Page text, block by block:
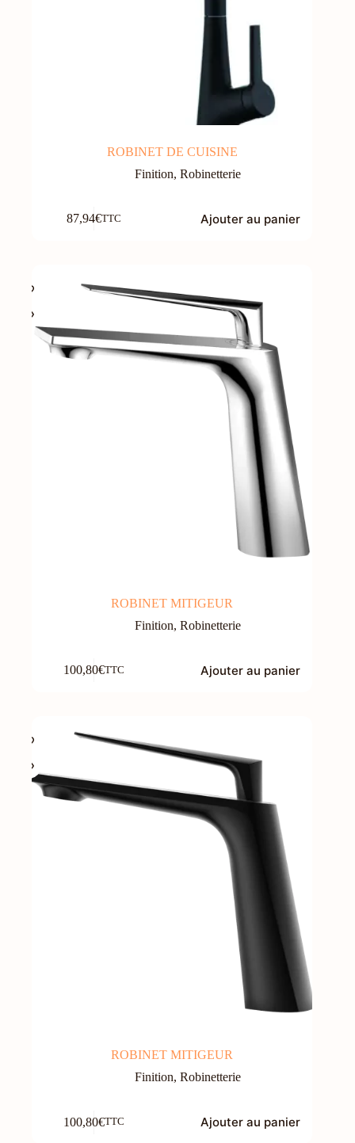
ROBINET DE CUISINE
Finition,Robinetterie
87,94€TTC Ajouter au panier
ROBINET MITIGEUR
Finition,Robinetterie
100,80€TTC Ajouter au panier
ROBINET MITIGEUR
Finition,Robinetterie
100,80€TTC Ajouter au panier